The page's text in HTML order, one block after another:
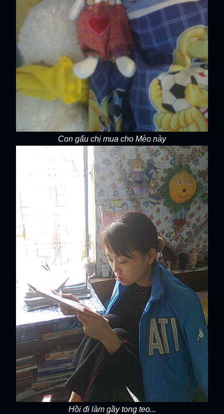
Con gấu chị mua cho Mèo này
Hồi đi làm gầy tong teo...